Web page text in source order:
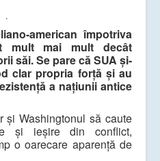
.
american împotriva
mult mai mult decât
săi. Se pare că SUA și-
clar propria forță și au
a națiunii antice
și Washingtonul să caute
și ieșire din conflict,
o oarecare aparență de